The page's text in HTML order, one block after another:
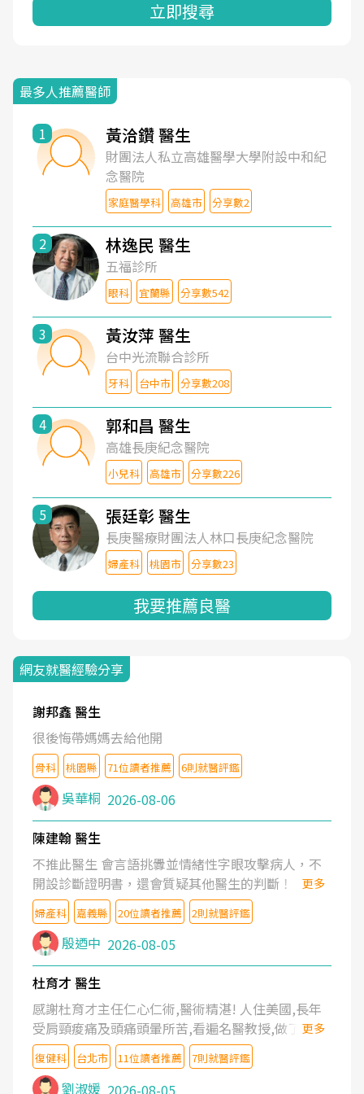
立即搜尋
最多人推薦醫師
1 黃洽鑽 醫生
財團法人私立高雄醫學大學附設中和紀
念醫院
家庭醫學科 高雄市 分享數2
2 林逸民 醫生
五福診所
眼科 宜蘭縣 分享數542
3 黃汝萍 醫生
台中光流聯合診所
牙科 台中市 分享數208
4 郭和昌 醫生
高雄長庚紀念醫院
小兒科 高雄市 分享數226
5 張廷彰 醫生
長庚醫療財團法人林口長庚紀念醫院
婦產科 桃園市 分享數23
我要推薦良醫
網友就醫經驗分享
謝邦鑫 醫生
很後悔帶媽媽去給他開
骨科 桃園縣 71位讀者推薦 6則就醫評鑑
吳華桐 2026-08-06
陳建翰 醫生
不推此醫生 會言語挑釁並情緒性字眼攻擊病人，不
開設診斷證明書，還會質疑其他醫生的判斷！
更多
婦產科 嘉義縣 20位讀者推薦 2則就醫評鑑
殷迺中 2026-08-05
杜育才 醫生
感謝杜育才主任仁心仁術,醫術精湛! 人住美國,長年
受肩頸痠痛及頭痛頭暈所苦,看遍名醫教授,做了各種
檢查,也嘗試過西醫打針,中醫針灸及物理徒手治療都
沒有用,後來連吃到嗎啡類止痛藥都效果有限,只是壓
症狀,沒多久就痛起來,多年失眠嚴重影響生活品質.
更多
復健科 台北市 11位讀者推薦 7則就醫評鑑
劉淑媛 2026-08-05